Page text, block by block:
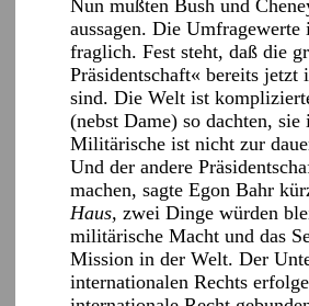
Nun mußten Bush und
aussagen. Die
fraglich. Fest steht, daß die
Präsidentschaft« bereits jetzt
sind. Die Welt ist
(nebst Dame) so dachten,
Militärische ist nicht zur
Und der andere
machen, sagte Egon Bahr
Haus, zwei Dinge würden
militärische Macht und das
Mission in der Welt. Der
internationalen Rechts